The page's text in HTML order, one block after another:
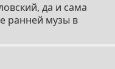
да и сама
ранней музы в